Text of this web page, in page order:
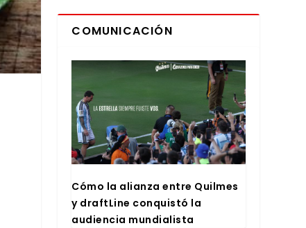
COMUNICACIÓN
Cómo la alian­za entre Quil­mes
y draftLi­ne con­quis­tó la
audien­cia mun­dia­lis­ta